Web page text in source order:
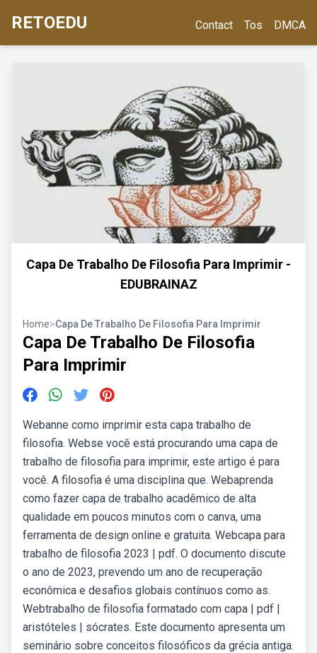
RETOEDU Contact Tos DMCA
Capa De Trabalho De Filosofia Para Imprimir -
EDUBRAINAZ
Home>Capa De Trabalho De Filosofia Para Imprimir
Capa De Trabalho De Filosofia
Para Imprimir
Webanne como imprimir esta capa trabalho de
filosofia. Webse você está procurando uma capa de
trabalho de filosofia para imprimir, este artigo é para
você. A filosofia é uma disciplina que. Webaprenda
como fazer capa de trabalho acadêmico de alta
qualidade em poucos minutos com o canva, uma
ferramenta de design online e gratuita. Webcapa para
trabalho de filosofia 2023 | pdf. O documento discute
o ano de 2023, prevendo um ano de recuperação
econômica e desafios globais contínuos como as.
Webtrabalho de filosofia formatado com capa | pdf |
aristóteles | sócrates. Este documento apresenta um
seminário sobre conceitos filosóficos da grécia antiga.